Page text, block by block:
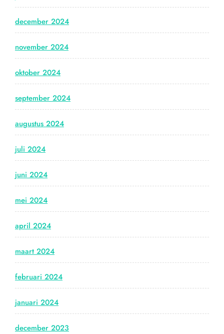
december 2024
november 2024
oktober 2024
september 2024
augustus 2024
juli 2024
juni 2024
mei 2024
april 2024
maart 2024
februari 2024
januari 2024
december 2023